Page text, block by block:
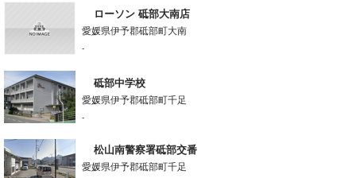
ローソン 砥部大南店
愛媛県伊予郡砥部町大南
-
砥部中学校
愛媛県伊予郡砥部町千足
-
松山南警察署砥部交番
愛媛県伊予郡砥部町千足